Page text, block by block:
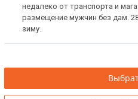
недалеко от транспорта и
размещение мужчин без дам.
зиму.